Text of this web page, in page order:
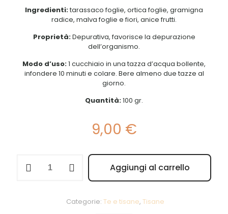
Ingredienti:tarassaco foglie, ortica foglie, gramigna
radice, malva foglie e fiori, anice frutti.
Proprietà:Depurativa, favorisce la depurazione
dell’organismo.
Modo d’uso:1 cucchiaio in una tazza d’acqua bollente,
infondere 10 minuti e colare. Bere almeno due tazze al
giorno.
Quantità:100 gr.
9,00 €
n°40
Aggiungi al carrello
Alternative:
Categorie: Te e tisane, Tisane